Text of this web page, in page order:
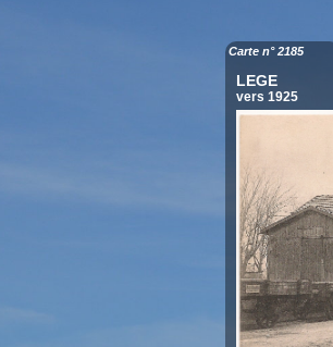
Carte n° 2185
LEGE
vers 1925